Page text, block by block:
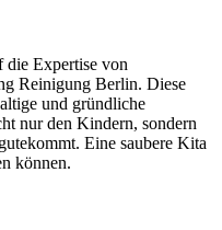
die Expertise von
Reinigung Berlin. Diese
und gründliche
nur den Kindern, sondern
Eine saubere Kita
können.